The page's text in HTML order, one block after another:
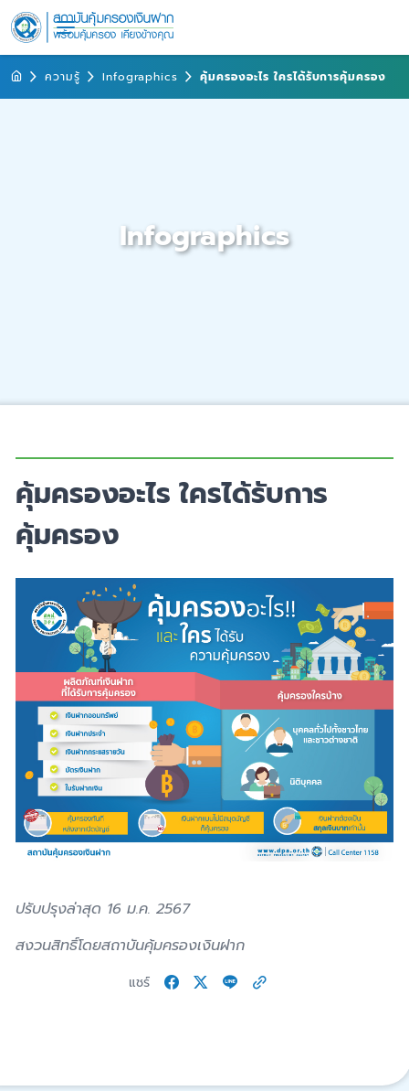
ความรู้ Infographics คุ้มครองอะไร ใครได้รับการคุ้มครอง
Infographics
คุ้มครองอะไร ใครได้รับการ
คุ้มครอง
ปรับปรุงล่าสุด 16 ม.ค. 2567
สงวนสิทธิ์โดยสถาบันคุ้มครองเงินฝาก
แชร์